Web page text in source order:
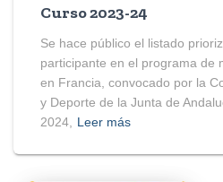
Curso 2023-24
Se hace público el listado
participante en el programa de
en Francia, convocado por la
y Deporte de la Junta de
2024,
Leer más